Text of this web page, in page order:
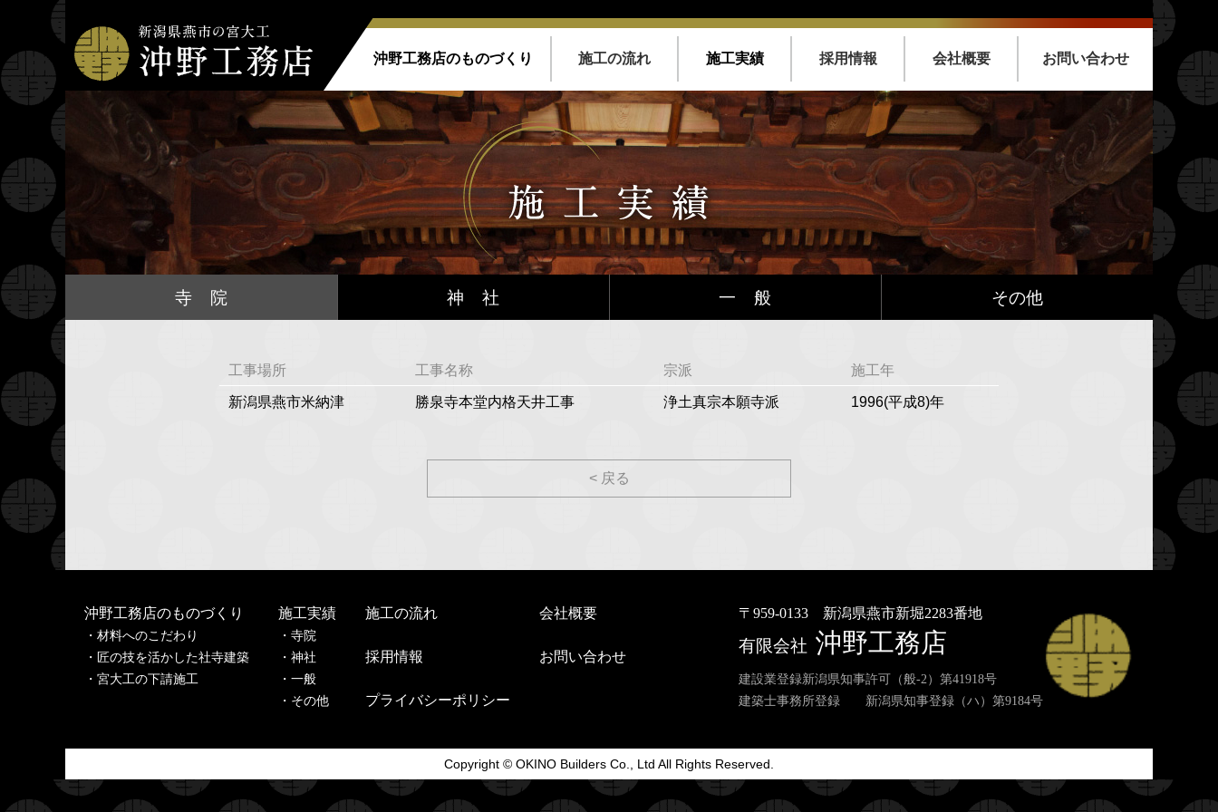
沖野工務店のものづくり 施工の流れ 施工実績 採用情報 会社概要 お問い合わせ
寺院 神社 一般 その他
工事場所 工事名称 宗派 施工年
新潟県燕市米納津 勝泉寺本堂内格天井工事 浄土真宗本願寺派 1996(平成8)年
< 戻る
沖野工務店のものづくり
材料へのこだわり
匠の技を活かした社寺建築
宮大工の下請施工
施工実績
寺院
神社
一般
その他
施工の流れ
採用情報
プライバシーポリシー
会社概要
お問い合わせ
〒959-0133 新潟県燕市新堀2283番地
有限会社 沖野工務店
建設業登録新潟県知事許可（般-2）第41918号
建築士事務所登録 新潟県知事登録（ハ）第9184号
Copyright © OKINO Builders Co., Ltd All Rights Reserved.